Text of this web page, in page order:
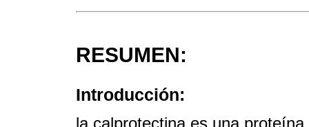
RESUMEN:
Introducción:
la calprotectina es una